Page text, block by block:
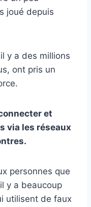
joué depuis
y a des millions
ont pris un
et
via les réseaux
personnes que
y a beaucoup
utilisent de faux